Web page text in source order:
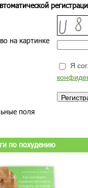
на картинке
Я
поля
по похудению